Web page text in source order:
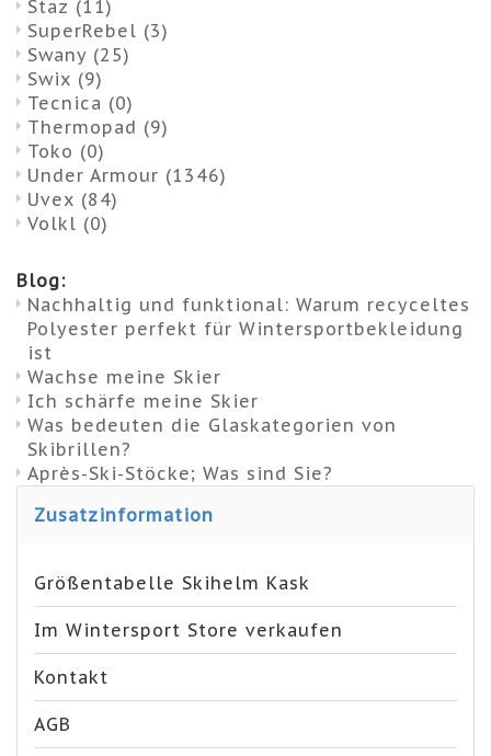
Staz (11)
SuperRebel (3)
Swany (25)
Swix (9)
Tecnica (0)
Thermopad (9)
Toko (0)
Under Armour (1346)
Uvex (84)
Volkl (0)
Blog:
Nachhaltig und funktional: Warum recyceltes
Polyester perfekt für Wintersportbekleidung
ist
Wachse meine Skier
Ich schärfe meine Skier
Was bedeuten die Glaskategorien von
Skibrillen?
Après-Ski-Stöcke; Was sind Sie?
Zusatzinformation
Größentabelle Skihelm Kask
Im Wintersport Store verkaufen
Kontakt
AGB